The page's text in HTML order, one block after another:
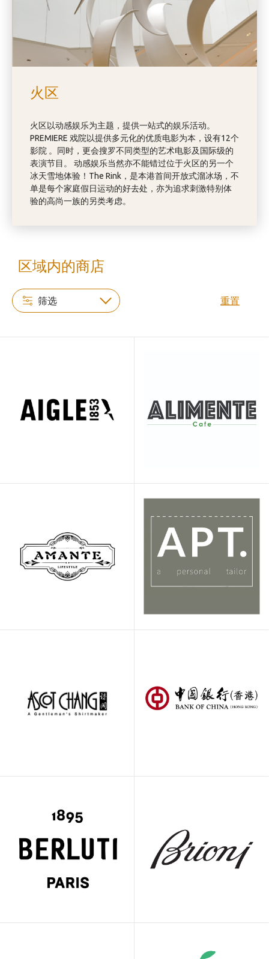
火区
火区以动感娱乐为主题，提供一站式的娱乐活动。
PREMIERE 戏院以提供多元化的优质电影为本，设有12个
影院 。同时，更会搜罗不同类型的艺术电影及国际级的
表演节目。 动感娱乐当然亦不能错过位于火区的另一个
冰天雪地体验！The Rink，是本港首间开放式溜冰场，不
单是每个家庭假日运动的好去处，亦为追求刺激特别体
验的高尚一族的另类考虑。
区域内的商店
筛选 重置